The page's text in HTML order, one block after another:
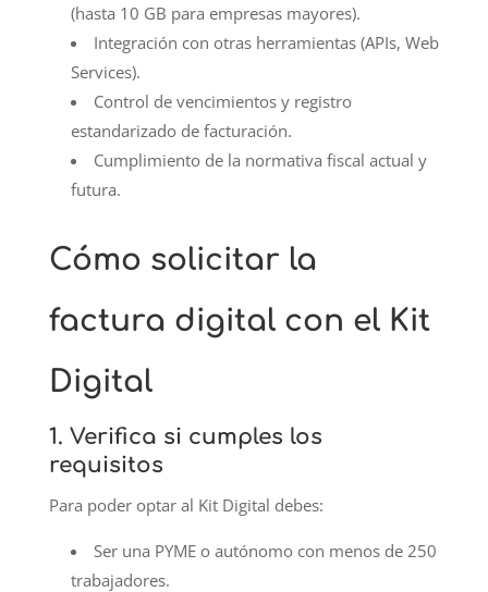
(hasta 10 GB para empresas mayores).
Integración con otras herramientas (APIs, Web
Services).
Control de vencimientos y registro
estandarizado de facturación.
Cumplimiento de la normativa fiscal actual y
futura.
Cómo solicitar la
factura digital con el Kit
Digital
1. Verifica si cumples los
requisitos
Para poder optar al Kit Digital debes:
Ser una PYME o autónomo con menos de 250
trabajadores.